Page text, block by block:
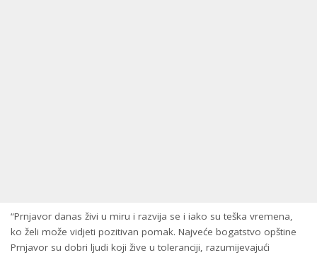
“Prnjavor danas živi u miru i razvija se i iako su teška vremena,
ko želi može vidjeti pozitivan pomak. Najveće bogatstvo opštine
Prnjavor su dobri ljudi koji žive u toleranciji, razumijevajući